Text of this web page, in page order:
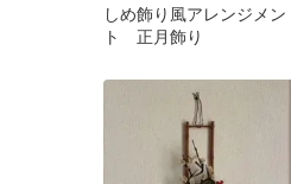
しめ飾り風アレンジメン
ト 正月飾り